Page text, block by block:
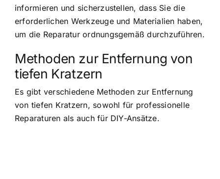
informieren und sicherzustellen, dass Sie die
erforderlichen Werkzeuge und Materialien haben,
um die Reparatur ordnungsgemäß durchzuführen.
Methoden zur Entfernung von
tiefen Kratzern
Es gibt verschiedene Methoden zur Entfernung
von tiefen Kratzern, sowohl für professionelle
Reparaturen als auch für DIY-Ansätze.